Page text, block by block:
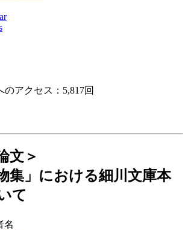
のアクセス：5,817回
文＞
集」における細川文庫本
て
名